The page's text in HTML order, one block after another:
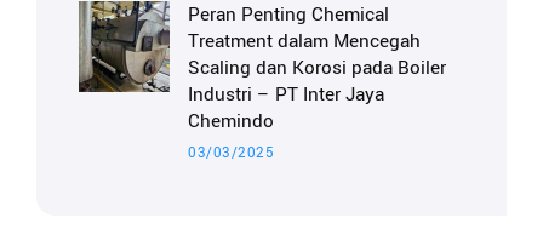
Peran Penting Chemical
Treatment dalam Mencegah
Scaling dan Korosi pada Boiler
Industri – PT Inter Jaya
Chemindo
03/03/2025